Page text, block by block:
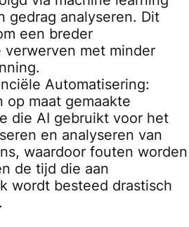
gedrag analyseren. Dit
een breder
met minder
Automatisering:
op maat gemaakte
die AI gebruikt voor het
en analyseren van
waardoor fouten worden
de tijd die aan
wordt besteed drastisch